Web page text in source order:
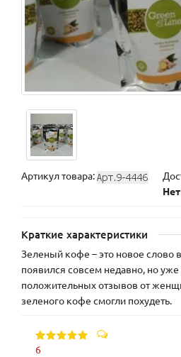
Артикул товара:
Краткие характеристики
Зеленый кофе – это новое слово
появился совсем недавно, но уже
положительных отзывов от
зеленого кофе смогли похудеть.
6